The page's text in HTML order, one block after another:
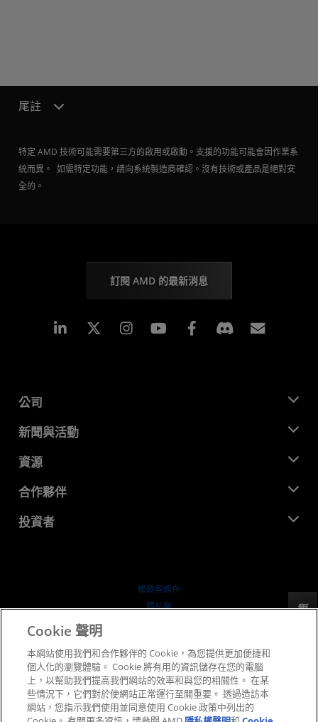
尾註
特定 AMD 技術可能需要第三方的啟用或啟動。支援的功能可能會因作業系
統而異。 如需特定功能，請向系統製造商確認。沒有技術或產品是絕對安
全的。
訂閱 AMD 的最新消息
Linkedin Instagram Facebook
公司
關於 AMD
企業責任
招聘
聯絡我們
新聞與活動
新聞室
媒體庫
資源
開發者中心
案例研究
合作夥伴
AMD 合作夥伴中心
投資者
條款與條件
隱私權
公平公開競爭
英國稅務策略
Cookie 政策
Cookie 設定
反馈
Cookie 聲明
本網站使用我們和合作夥伴的 Cookie，為您提供更加便捷和
個人化的瀏覽體驗。 Cookie 將有用的資訊儲存在您的電腦
上，以幫助我們提高我們網站的效率和與您的相關性。 在某
些情況下，它們對於使網站正常運行至關重要。 透過造訪本
網站，您指示我們使用並同意使用 Cookie 政策中列出的